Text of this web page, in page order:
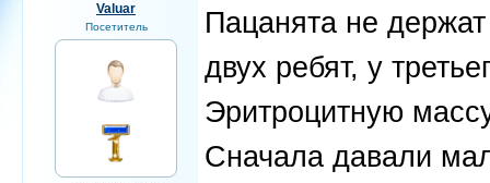
Valuar
Посетитель
Пацанята не
двух ребят, у
Эритроцитную
Сначала давали